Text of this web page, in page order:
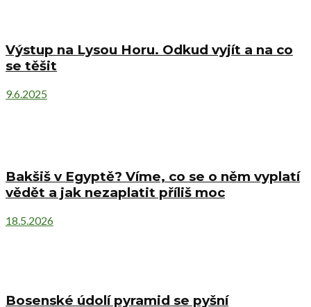
Výstup na Lysou Horu. Odkud vyjít a na co
se těšit
9.6.2025
Bakšiš v Egyptě? Víme, co se o něm vyplatí
vědět a jak nezaplatit příliš moc
18.5.2026
Bosenské údolí pyramid se pyšní